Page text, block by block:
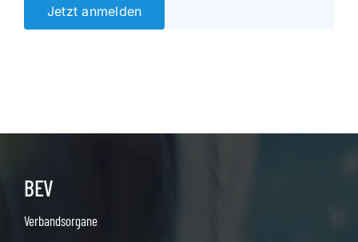
Jetzt anmelden
BEV
Verbandsorgane